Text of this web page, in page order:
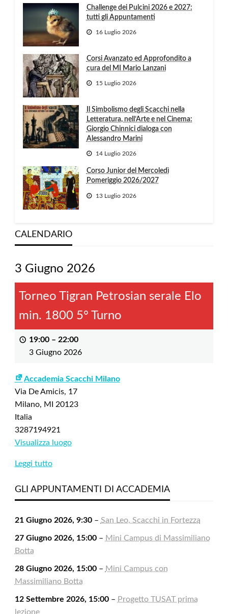
Challenge dei Pulcini 2026 e 2027:
tutti gli Appuntamenti
16 Luglio 2026
Corsi Avanzato ed Approfondito a
cura del MI Mario Lanzani
15 Luglio 2026
Il Simbolismo degli Scacchi nella
Letteratura, nell’Arte e nel Cinema:
Giorgio Chinnici dialoga con
Alessandro Marini
14 Luglio 2026
Corso Junior del Mercoledì
Pomeriggio 2026/2027
13 Luglio 2026
CALENDARIO
3 Giugno 2026
Torneo Tigran Petrosian serale Elo
min. 1800 5° Turno
19:00 – 22:00
3 Giugno 2026
Accademia Scacchi Milano
Via De Amicis, 17
Milano, MI
20123
Italia
3287194921
Visualizza luogo
Leggi tutto
GLI APPUNTAMENTI DI ACCADEMIA
21 Giugno 2026, 9:30– San Leo, Scacchi in Fortezza
27 Giugno 2026, 15:00– Mini Campus di Massimiliano
Botta
28 Giugno 2026, 15:00– Mini Campus con
Massimiliano Botta
12 Settembre 2026, 15:00– Progetto TUSAT prima
lezione